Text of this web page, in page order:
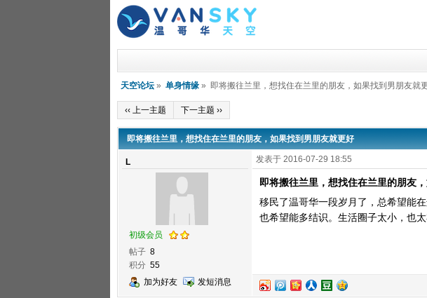
天空论坛 » 单身情缘 » 即将搬往兰里，想找住在兰里的朋友，如果找到男朋友就
‹‹ 上一主题 下一主题 ››
即将搬往兰里，想找住在兰里的朋友，如果找到男朋友就更好
L
初级会员
帖子 8
积分 55
加为好友
发短消息
发表于 2016-07-29 18:55
即将搬往兰里，想找住在兰里的朋友
移民了温哥华一段岁月了，总希望能
也希望能多结识。生活圈子太小，也太